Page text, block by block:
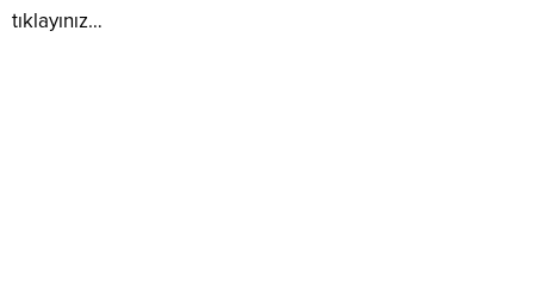
tıklayınız…